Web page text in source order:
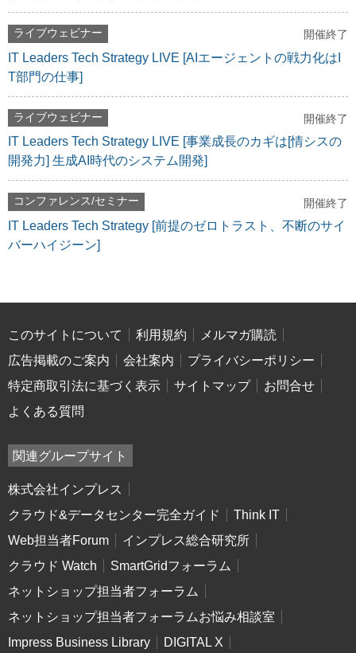
ライブウェビナー 開催終了
IT Leaders Tech Strategy LIVE [AIエージェントの戦力化はI
T部門の仕事]
ライブウェビナー 開催終了
IT Leaders Tech Strategy LIVE [事業成長のカギは[情シスの
開発力] 生成AI時代のシステム開発]
コンファレンス/セミナー 開催終了
IT Leaders Tech Strategy [前提のゼロトラスト、不断のサイ
バーハイジーン]
このサイトについて 利用規約
メルマガ購読
広告掲載のご案内
会社案内
プライバシーポリシー
特定商取引法に基づく表示
サイトマップ
お問合せ
よくある質問
関連グループサイト
株式会社インプレス
クラウド&データセンター完全ガイド
Think IT
Web担当者Forum
インプレス総合研究所
クラウド Watch
SmartGridフォーラム
ネットショップ担当者フォーラム
ネットショップ担当者フォーラムお悩み相談室
Impress Business Library
DIGITAL X